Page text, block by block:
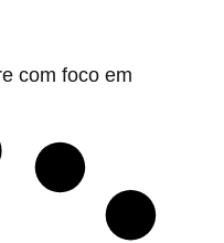
com foco em